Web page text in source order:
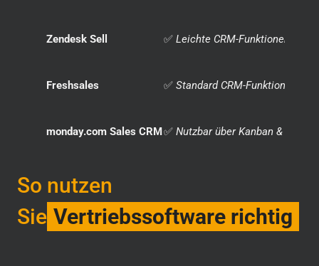
Zendesk Sell ✅ Leichte CRM-Funktionen &
Freshsales ✅ Standard CRM-Funktionen
monday.com Sales CRM✅ Nutzbar über Kanban &
So nutzen
Sie Vertriebssoftware richtig